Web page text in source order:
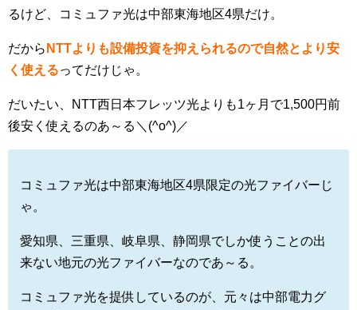
るけど、コミュファ光は中部東海地区4県だけ。
だから NTTよりも設備投資を抑えられるので自然とより安
く使えるってだけじゃ。
だいたい、NTT西日本フレッツ光よりも1ヶ月で1,500円前
後安く使えるのあ～る＼(^o^)／
コミュファ光は中部東海地区4県限定の光ファイバーじ
ゃ。
愛知県、三重県、岐阜県、静岡県でしか使うことの出
来ない地元の光ファイバーなのであ～る。
コミュファ光を提供しているのが、元々は中部電力グ